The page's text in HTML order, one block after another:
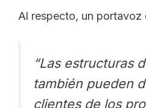
Al respecto, un portavoz
“Las estructuras
también pueden
clientes de los